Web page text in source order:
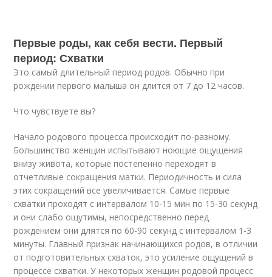
Первые роды, как себя вести. Первый
период: Схватки
Это самый длительный период родов. Обычно при
рождении первого малыша он длится от 7 до 12 часов.
Что чувствуете вы?
Начало родового процесса происходит по-разному.
Большинство женщин испытывают ноющие ощущения
внизу живота, которые постепенно переходят в
отчетливые сокращения матки. Периодичность и сила
этих сокращений все увеличивается. Самые первые
схватки проходят с интервалом 10-15 мин по 15-30 секунд
и они слабо ощутимы, непосредственно перед
рождением они длятся по 60-90 секунд с интервалом 1-3
минуты. Главный признак начинающихся родов, в отличии
от подготовительных схваток, это усиление ощущений в
процессе схватки. У некоторых женщин родовой процесс